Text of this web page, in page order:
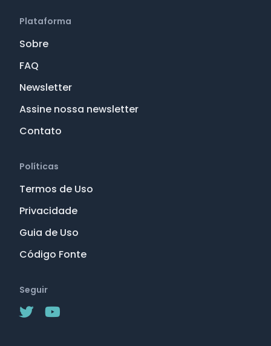
Plataforma
Sobre
FAQ
Newsletter
Assine nossa newsletter
Contato
Políticas
Termos de Uso
Privacidade
Guia de Uso
Código Fonte
Seguir